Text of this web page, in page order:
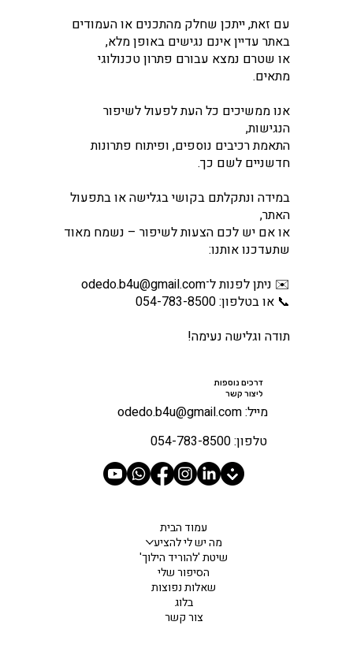
עם זאת, ייתכן שחלק מהתכנים או העמודים
באתר עדיין אינם נגישים באופן מלא,
או שטרם נמצא עבורם פתרון טכנולוגי
מתאים.
אנו ממשיכים כל העת לפעול לשיפור
הנגישות,
התאמת רכיבים נוספים, ופיתוח פתרונות
חדשניים לשם כך.
במידה ונתקלתם בקושי בגלישה או בתפעול
האתר,
או אם יש לכם הצעות לשיפור – נשמח מאוד
שתעדכנו אותנו:
✉️ ניתן לפנות ל־odedo.b4u@gmail.com
📞 או בטלפון: 054-783-8500
תודה וגלישה נעימה!
דרכים נוספות
ליצור קשר
מייל: odedo.b4u@gmail.com
טלפון: 054-783-8500
עמוד הבית
מה יש לי להציע
שיטת 'להוריד הילוך'
הסיפור שלי
שאלות נפוצות
בלוג
צור קשר